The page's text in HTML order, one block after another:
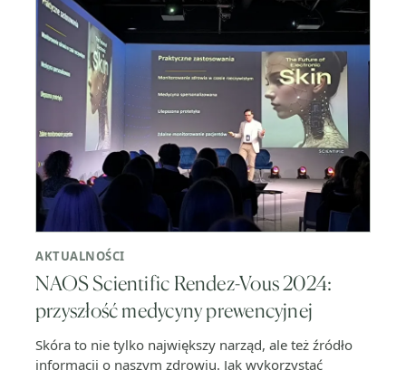
AKTUALNOŚCI
NAOS Scientific Rendez-Vous 2024:
przyszłość medycyny prewencyjnej
Skóra to nie tylko największy narząd, ale też źródło
informacji o naszym zdrowiu. Jak wykorzystać